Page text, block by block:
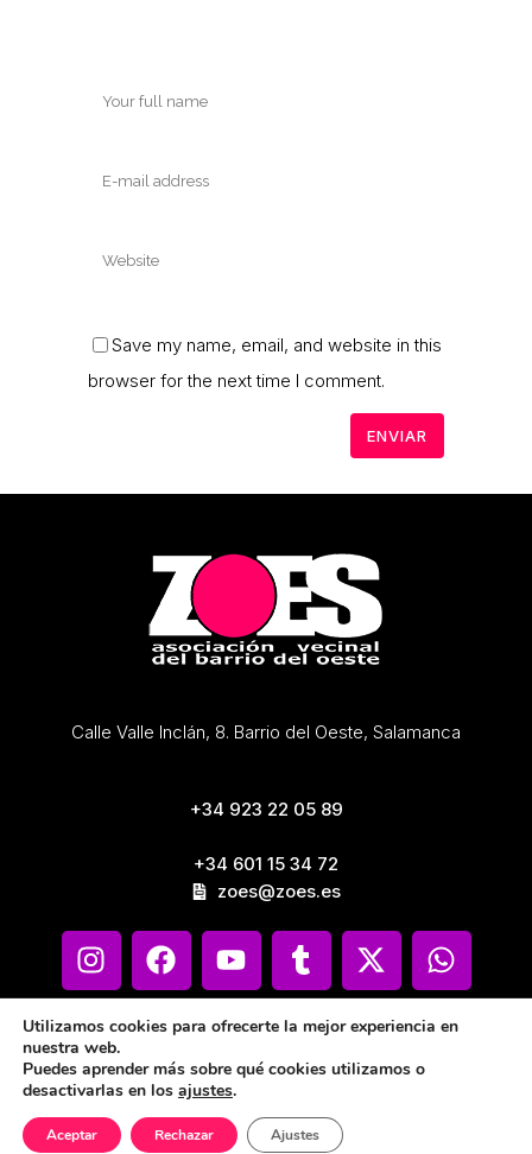
Save my name, email, and website in this
browser for the next time I comment.
Calle Valle Inclán, 8. Barrio del Oeste, Salamanca
+34 923 22 05 89
+34 601 15 34 72
zoes@zoes.es
Utilizamos cookies para ofrecerte la mejor experiencia en
nuestra web.
Puedes aprender más sobre qué cookies utilizamos o
desactivarlas en los ajustes.
Aceptar Rechazar Ajustes